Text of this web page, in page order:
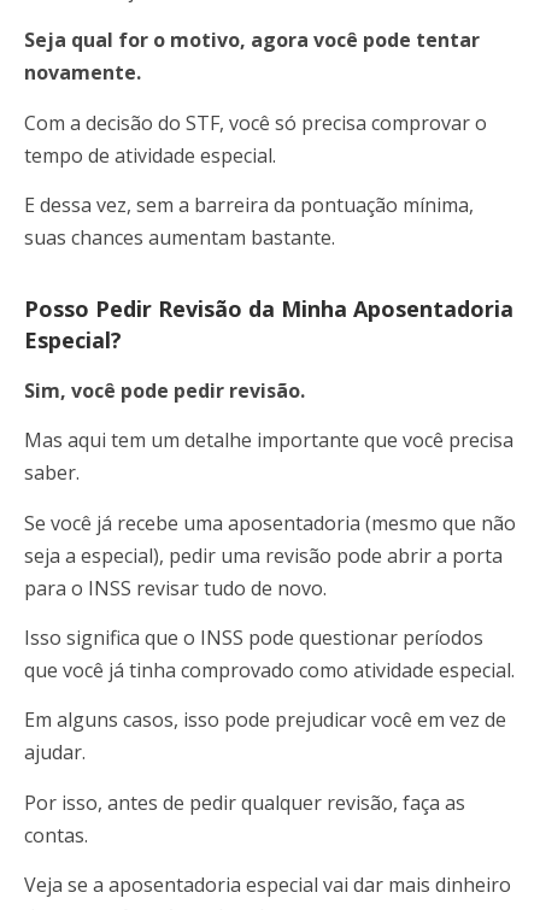
Seja qual for o motivo, agora você pode tentar
novamente.
Com a decisão do STF, você só precisa comprovar o
tempo de atividade especial.
E dessa vez, sem a barreira da pontuação mínima,
suas chances aumentam bastante.
Posso Pedir Revisão da Minha Aposentadoria
Especial?
Sim, você pode pedir revisão.
Mas aqui tem um detalhe importante que você precisa
saber.
Se você já recebe uma aposentadoria (mesmo que não
seja a especial), pedir uma revisão pode abrir a porta
para o INSS revisar tudo de novo.
Isso significa que o INSS pode questionar períodos
que você já tinha comprovado como atividade especial.
Em alguns casos, isso pode prejudicar você em vez de
ajudar.
Por isso, antes de pedir qualquer revisão, faça as
contas.
Veja se a aposentadoria especial vai dar mais dinheiro